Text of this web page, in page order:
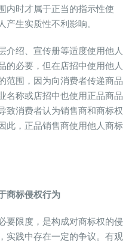
内时才属于正当的指示性使
生实质性不利影响。
介绍、宣传册等适度使用他人
的必要，但在店招中使用他人
范围，因为向消费者传递商品
名称或店招中也使用正品商品
致消费者认为销售商和商标权
此，正品销售商使用他人商标
商标侵权行为
要限度，是构成对商标权的侵
实践中存在一定的争议。有观